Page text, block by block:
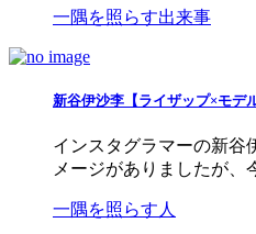
一隅を照らす出来事
新谷伊沙李【ライザップ×モデ
インスタグラマーの新谷
メージがありましたが、
一隅を照らす人